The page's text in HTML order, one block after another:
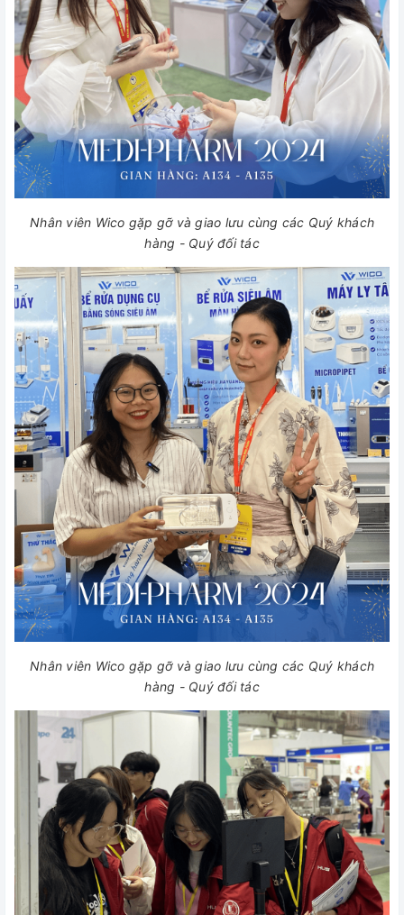
Nhân viên Wico gặp gỡ và giao lưu cùng các Quý khách
hàng - Quý đối tác
Nhân viên Wico gặp gỡ và giao lưu cùng các Quý khách
hàng - Quý đối tác